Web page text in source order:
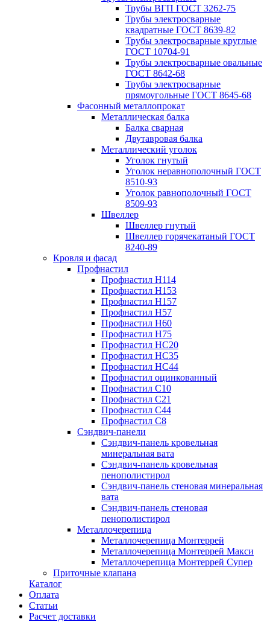
Трубы ВГП ГОСТ 3262-75
Трубы электросварные
квадратные ГОСТ 8639-82
Трубы электросварные круглые
ГОСТ 10704-91
Трубы электросварные овальные
ГОСТ 8642-68
Трубы электросварные
прямоугольные ГОСТ 8645-68
Фасонный металлопрокат
Металлическая балка
Балка сварная
Двутавровая балка
Металлический уголок
Уголок гнутый
Уголок неравнополочный ГОСТ
8510-93
Уголок равнополочный ГОСТ
8509-93
Швеллер
Швеллер гнутый
Швеллер горячекатаный ГОСТ
8240-89
Кровля и фасад
Профнастил
Профнастил Н114
Профнастил Н153
Профнастил Н157
Профнастил Н57
Профнастил Н60
Профнастил Н75
Профнастил НС20
Профнастил НС35
Профнастил НС44
Профнастил оцинкованный
Профнастил С10
Профнастил С21
Профнастил С44
Профнастил С8
Сэндвич-панели
Сэндвич-панель кровельная
минеральная вата
Сэндвич-панель кровельная
пенополистирол
Сэндвич-панель стеновая минеральная
вата
Сэндвич-панель стеновая
пенополистирол
Металлочерепица
Металлочерепица Монтеррей
Металлочерепица Монтеррей Макси
Металлочерепица Монтеррей Супер
Приточные клапана
Каталог
Оплата
Статьи
Расчет доставки